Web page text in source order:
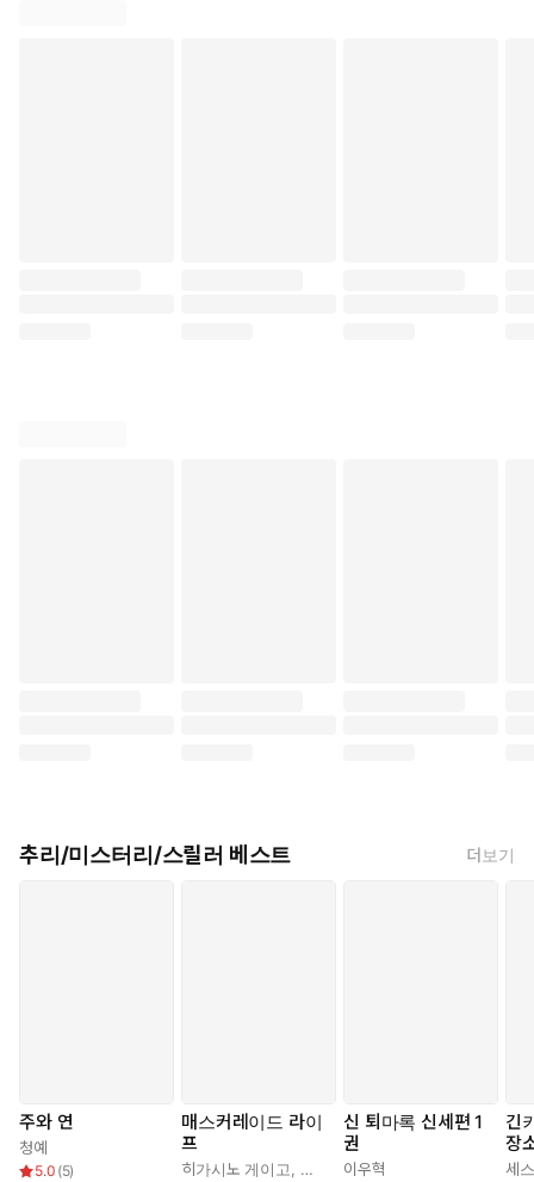
추리/미스터리/스릴러 베스트 더보기
주와 연
청예
5.0 (5)
매스커레이드 라이
프
히가시노 게이고 김은모
신 퇴마록 신세편 1
권
이우혁
긴
장
번
세